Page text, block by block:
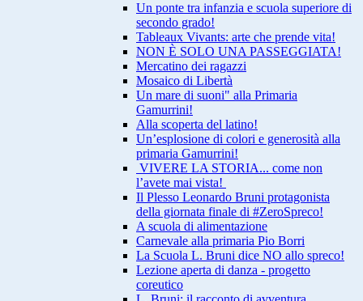
Un ponte tra infanzia e scuola superiore di
secondo grado!
Tableaux Vivants: arte che prende vita!
NON È SOLO UNA PASSEGGIATA!
Mercatino dei ragazzi
Mosaico di Libertà
Un mare di suoni" alla Primaria
Gamurrini!
Alla scoperta del latino!
Un’esplosione di colori e generosità alla
primaria Gamurrini!
VIVERE LA STORIA... come non
l’avete mai vista!
Il Plesso Leonardo Bruni protagonista
della giornata finale di #ZeroSpreco!
A scuola di alimentazione
Carnevale alla primaria Pio Borri
La Scuola L. Bruni dice NO allo spreco!
Lezione aperta di danza - progetto
coreutico